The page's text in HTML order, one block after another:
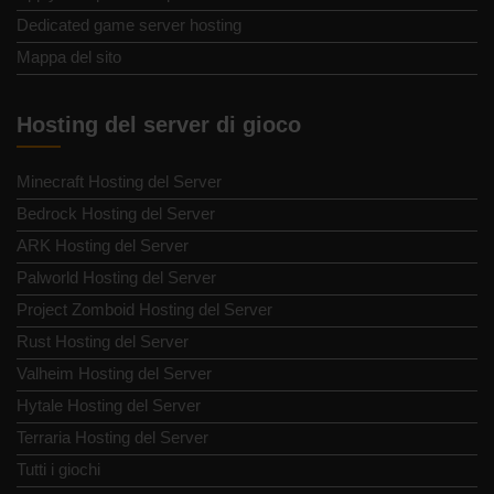
Dedicated game server hosting
Mappa del sito
Hosting del server di gioco
Minecraft Hosting del Server
Bedrock Hosting del Server
ARK Hosting del Server
Palworld Hosting del Server
Project Zomboid Hosting del Server
Rust Hosting del Server
Valheim Hosting del Server
Hytale Hosting del Server
Terraria Hosting del Server
Tutti i giochi